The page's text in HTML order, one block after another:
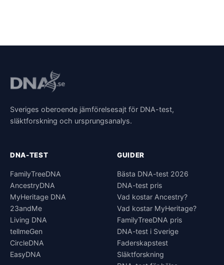
Sveriges oberoende jämförelsesajt för DNA-test,
släktforskning och ursprungsanalys.
DNA-TEST
FamilyTreeDNA
AncestryDNA
MyHeritage DNA
23andMe
Living DNA
tellmeGen
CircleDNA
EasyDNA
GUIDER
Bästa DNA-test 2026
DNA-test pris
Vad kostar Ancestry?
Vad kostar MyHeritage?
FamilyTreeDNA pris
DNA-test i Sverige
Faderskapstest
Släktforskning